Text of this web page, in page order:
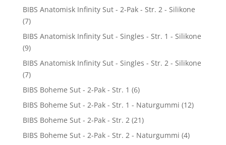
BIBS Anatomisk Infinity Sut - 2-Pak - Str. 2 - Silikone
(7)
BIBS Anatomisk Infinity Sut - Singles - Str. 1 - Silikone
(9)
BIBS Anatomisk Infinity Sut - Singles - Str. 2 - Silikone
(7)
BIBS Boheme Sut - 2-Pak - Str. 1 (6)
BIBS Boheme Sut - 2-Pak - Str. 1 - Naturgummi (12)
BIBS Boheme Sut - 2-Pak - Str. 2 (21)
BIBS Boheme Sut - 2-Pak - Str. 2 - Naturgummi (4)